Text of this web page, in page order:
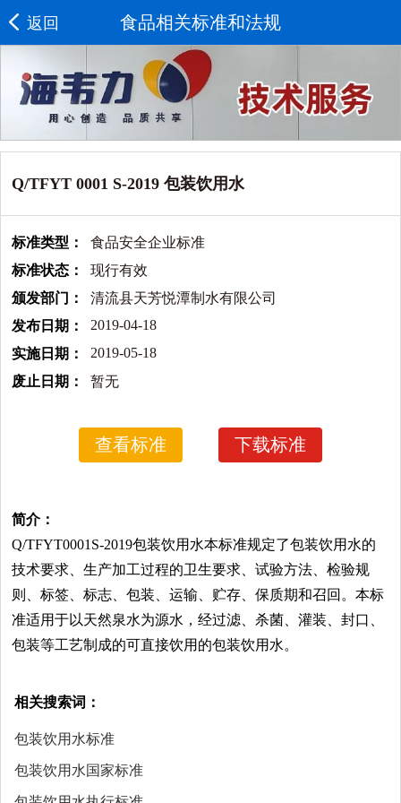
返回 食品相关标准和法规
Q/TFYT 0001 S-2019 包装饮用水
标准类型：
食品安全企业标准
标准状态：
现行有效
颁发部门：
清流县天芳悦潭制水有限公司
发布日期：
2019-04-18
实施日期：
2019-05-18
废止日期：
暂无
查看标准 下载标准
简介：
Q/TFYT0001S-2019包装饮用水本标准规定了包装饮用水的
技术要求、生产加工过程的卫生要求、试验方法、检验规
则、标签、标志、包装、运输、贮存、保质期和召回。本标
准适用于以天然泉水为源水，经过滤、杀菌、灌装、封口、
包装等工艺制成的可直接饮用的包装饮用水。
相关搜索词：
包装饮用水标准
包装饮用水国家标准